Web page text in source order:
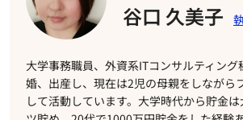
谷口 久美子
大学事務職員、外資系ITコンサルティン
婚、出産し、現在は2児の母親をしながら
して活動しています。大学時代から貯金